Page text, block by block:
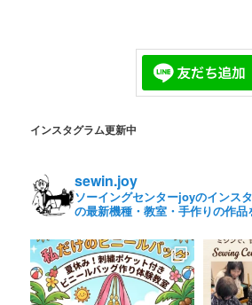
インスタグラム更新中
sewin.joy
ソーイングセンターjoyのインス
の最新機種・教室・手作りの作品